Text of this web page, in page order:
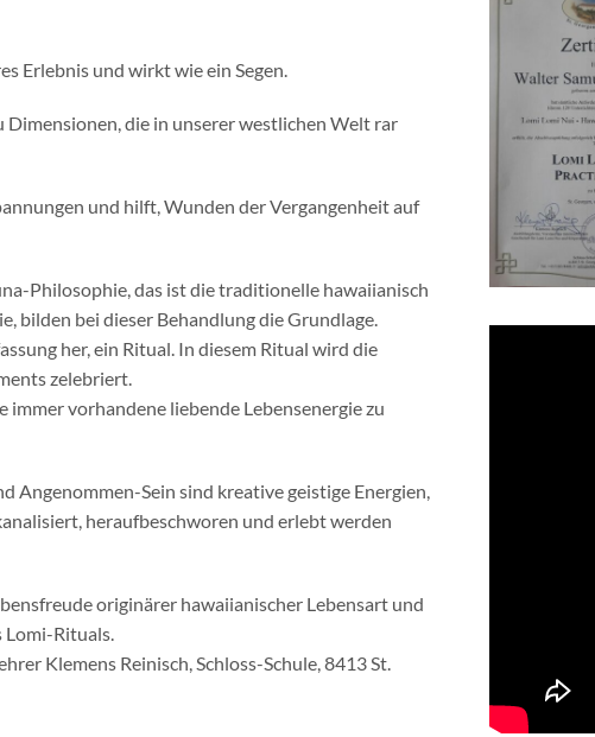
Erlebnis und wirkt wie ein Segen.
Dimensionen, die in unserer westlichen Welt rar
und hilft, Wunden der Vergangenheit auf
Philosophie, das ist die traditionelle hawaiianisch
bilden bei dieser Behandlung die Grundlage.
her, ein Ritual. In diesem Ritual wird die
zelebriert.
immer vorhandene liebende Lebensenergie zu
Angenommen-Sein sind kreative geistige Energien,
heraufbeschworen und erlebt werden
originärer hawaiianischer Lebensart und
Lomi-Rituals.
Klemens Reinisch, Schloss-Schule, 8413 St.